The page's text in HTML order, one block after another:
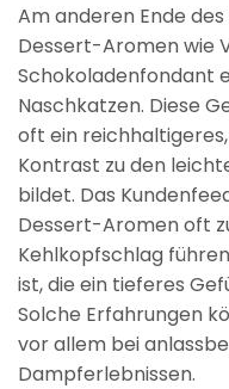
Am anderen Ende
Dessert-Aromen wie
Schokoladenfondant
Naschkatzen. Diese
oft ein
Kontrast zu den
bildet. Das
Dessert-Aromen oft
Kehlkopfschlag
ist, die ein tieferes
Solche Erfahrungen
vor allem bei
Dampferlebnissen.